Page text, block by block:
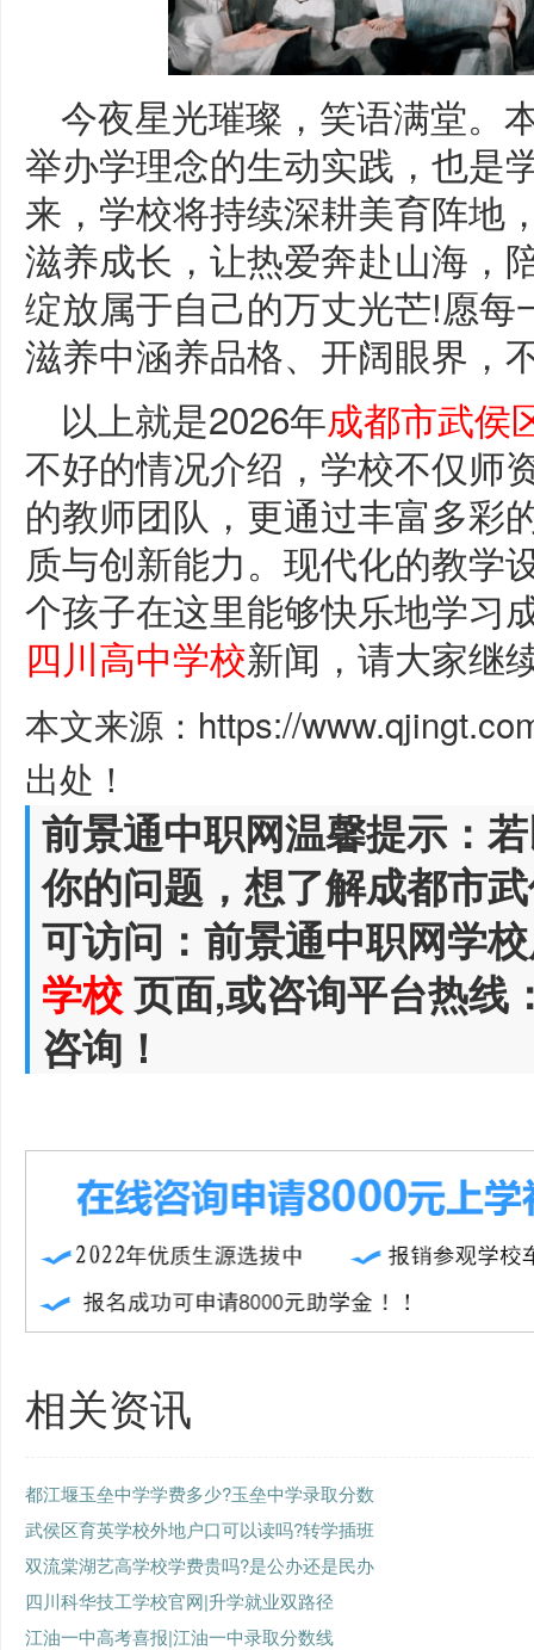
今夜星光璀璨，笑语满堂。
举办学理念的生动实践，也是
来，学校将持续深耕美育阵地
滋养成长，让热爱奔赴山海，
绽放属于自己的万丈光芒!愿
滋养中涵养品格、开阔眼界，
以上就是2026年成都市武侯
不好的情况介绍，学校不仅师
的教师团队，更通过丰富多彩
质与创新能力。现代化的教学
个孩子在这里能够快乐地学习
四川高中学校新闻，请大家继
本文来源：https://
出处！
前景通中职网温馨提示：
你的问题，想了解成都市
可访问：前景通中职网学
学校页面,或咨询平台热线
咨询！
相关资讯
都江堰玉垒中学学费多少?玉垒中学录取分数
武侯区育英学校外地户口可以读吗?转学插班
双流棠湖艺高学校学费贵吗?是公办还是民办
四川科华技工学校官网|升学就业双路径
江油一中高考喜报|江油一中录取分数线